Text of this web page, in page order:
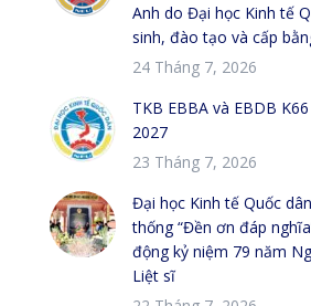
Anh do Đại học Kinh tế
sinh, đào tạo và cấp
24 Tháng 7, 2026
TKB EBBA và EBDB
2027
23 Tháng 7, 2026
Đại học Kinh tế Quốc
thống “Đền ơn đáp
động kỷ niệm 79 năm
Liệt sĩ